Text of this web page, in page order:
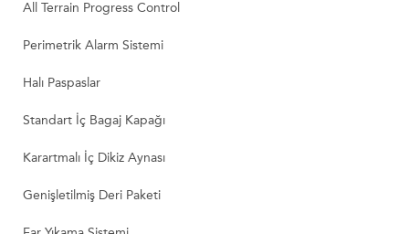
All Terrain Progress Control
Perimetrik Alarm Sistemi
Halı Paspaslar
Standart İç Bagaj Kapağı
Karartmalı İç Dikiz Aynası
Genişletilmiş Deri Paketi